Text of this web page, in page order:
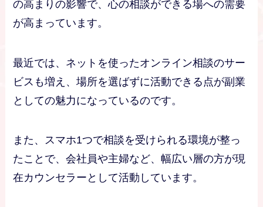
の高まりの影響で、心の相談ができる場への需要
が高まっています。
最近では、ネットを使ったオンライン相談のサー
ビスも増え、場所を選ばずに活動できる点が副業
としての魅力になっているのです。
また、スマホ1つで相談を受けられる環境が整っ
たことで、会社員や主婦など、幅広い層の方が現
在カウンセラーとして活動しています。